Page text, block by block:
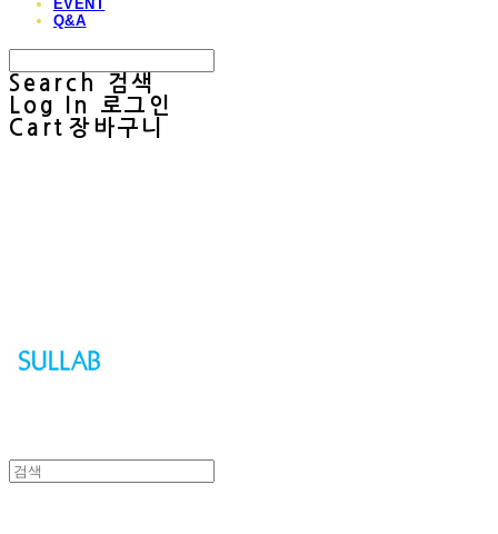
EVENT
Q&A
Search
검색
Log In
로그인
Cart 장바구니